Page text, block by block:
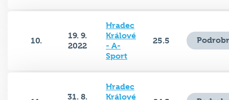
10.
19. 9.
2022
Hradec
Králové
- A-
Sport
25.5
31. 8.
Hradec
Králové